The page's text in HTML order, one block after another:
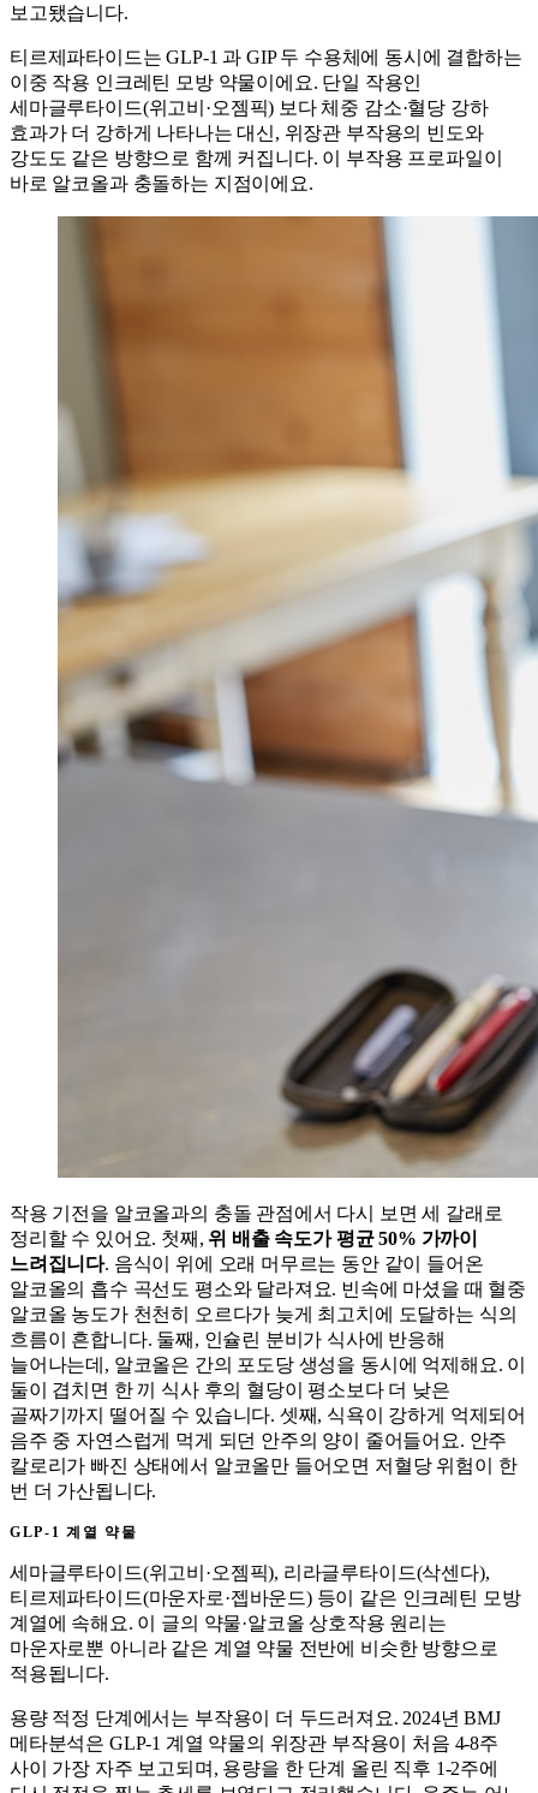
보고됐습니다.
티르제파타이드는 GLP-1 과 GIP 두 수용체에 동시에 결합하는
이중 작용 인크레틴 모방 약물이에요. 단일 작용인
세마글루타이드(위고비·오젬픽) 보다 체중 감소·혈당 강하
효과가 더 강하게 나타나는 대신, 위장관 부작용의 빈도와
강도도 같은 방향으로 함께 커집니다. 이 부작용 프로파일이
바로 알코올과 충돌하는 지점이에요.
작용 기전을 알코올과의 충돌 관점에서 다시 보면 세 갈래로
정리할 수 있어요. 첫째, 위 배출 속도가 평균 50% 가까이
느려집니다. 음식이 위에 오래 머무르는 동안 같이 들어온
알코올의 흡수 곡선도 평소와 달라져요. 빈속에 마셨을 때 혈중
알코올 농도가 천천히 오르다가 늦게 최고치에 도달하는 식의
흐름이 흔합니다. 둘째, 인슐린 분비가 식사에 반응해
늘어나는데, 알코올은 간의 포도당 생성을 동시에 억제해요. 이
둘이 겹치면 한 끼 식사 후의 혈당이 평소보다 더 낮은
골짜기까지 떨어질 수 있습니다. 셋째, 식욕이 강하게 억제되어
음주 중 자연스럽게 먹게 되던 안주의 양이 줄어들어요. 안주
칼로리가 빠진 상태에서 알코올만 들어오면 저혈당 위험이 한
번 더 가산됩니다.
GLP-1 계열 약물
세마글루타이드(위고비·오젬픽), 리라글루타이드(삭센다),
티르제파타이드(마운자로·젭바운드) 등이 같은 인크레틴 모방
계열에 속해요. 이 글의 약물·알코올 상호작용 원리는
마운자로뿐 아니라 같은 계열 약물 전반에 비슷한 방향으로
적용됩니다.
용량 적정 단계에서는 부작용이 더 두드러져요. 2024년 BMJ
메타분석은 GLP-1 계열 약물의 위장관 부작용이 처음 4-8주
사이 가장 자주 보고되며, 용량을 한 단계 올린 직후 1-2주에